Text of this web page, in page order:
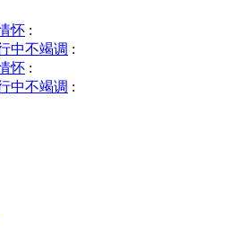
怀 :
中不竭调 :
怀 :
中不竭调 :